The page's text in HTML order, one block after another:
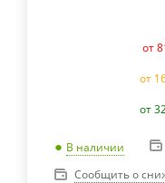
от
от
от
В наличии
Сообщить о